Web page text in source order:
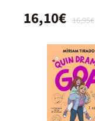
16,95€
16,10€